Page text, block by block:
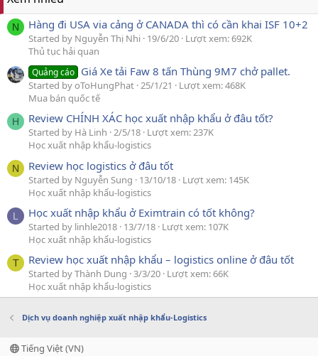
N Hàng đi USA via cảng ở CANADA thì có cần khai ISF 10+2
Started by Nguyễn Thị Nhi 19/6/20 Lượt xem: 692K
Thủ tục hải quan
Quảng cáo Giá Xe tải Faw 8 tấn Thùng 9M7 chở pallet.
Started by oToHungPhat 25/1/21
Lượt xem: 468K
Mua bán quốc tế
H Review CHÍNH XÁC học xuất nhập khẩu ở đâu tốt?
Started by Hà Linh 2/5/18 Lượt xem: 237K
Học xuất nhập khẩu-logistics
N Review học logistics ở đâu tốt
Started by Nguyễn Sung 13/10/18 Lượt xem: 145K
Học xuất nhập khẩu-logistics
L Học xuất nhập khẩu ở Eximtrain có tốt không?
Started by linhle2018 13/7/18 Lượt xem: 107K
Học xuất nhập khẩu-logistics
T Review học xuất nhập khẩu – logistics online ở đâu tốt
Started by Thành Dung 3/3/20 Lượt xem: 66K
Học xuất nhập khẩu-logistics
Dịch vụ doanh nghiệp xuất nhập khẩu-Logistics
Tiếng Việt (VN)